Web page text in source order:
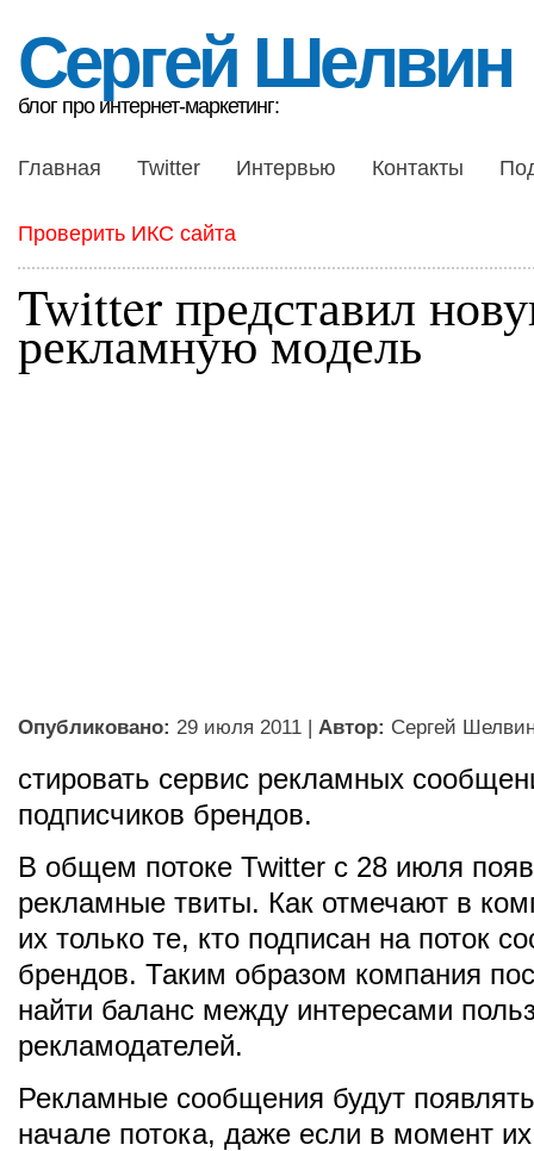
Сергей Шелвин
блог про интернет-маркетинг:
Главная Twitter Интервью Контакты
Проверить ИКС сайта
Twitter представил
рекламную модель
Опубликовано: 29 июля 2011 | Автор: Сергей
стировать сервис рекламных
подписчиков брендов.
В общем потоке Twitter с 28 июля
рекламные твиты. Как отмечают в
их только те, кто подписан на поток
брендов. Таким образом компания
найти баланс между интересами
рекламодателей.
Рекламные сообщения будут
начале потока, даже если в момент